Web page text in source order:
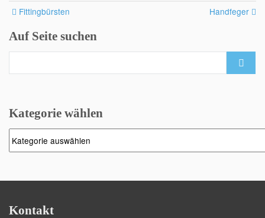
Post
navigation
Fittingbürsten Handfeger
Auf Seite suchen
for:
Kategorie wählen
wählen
Kontakt